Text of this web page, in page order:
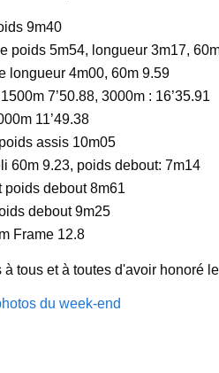
9m40
poids 5m54, longueur 3m17,
longueur 4m00, 60m 9.59
7’50.88, 3000m : 16’35.91
11’49.38
assis 10m05
60m 9.23, poids debout: 7m14
poids debout 8m61
debout 9m25
Frame 12.8
à tous et à toutes d'avoir honoré
du week-end